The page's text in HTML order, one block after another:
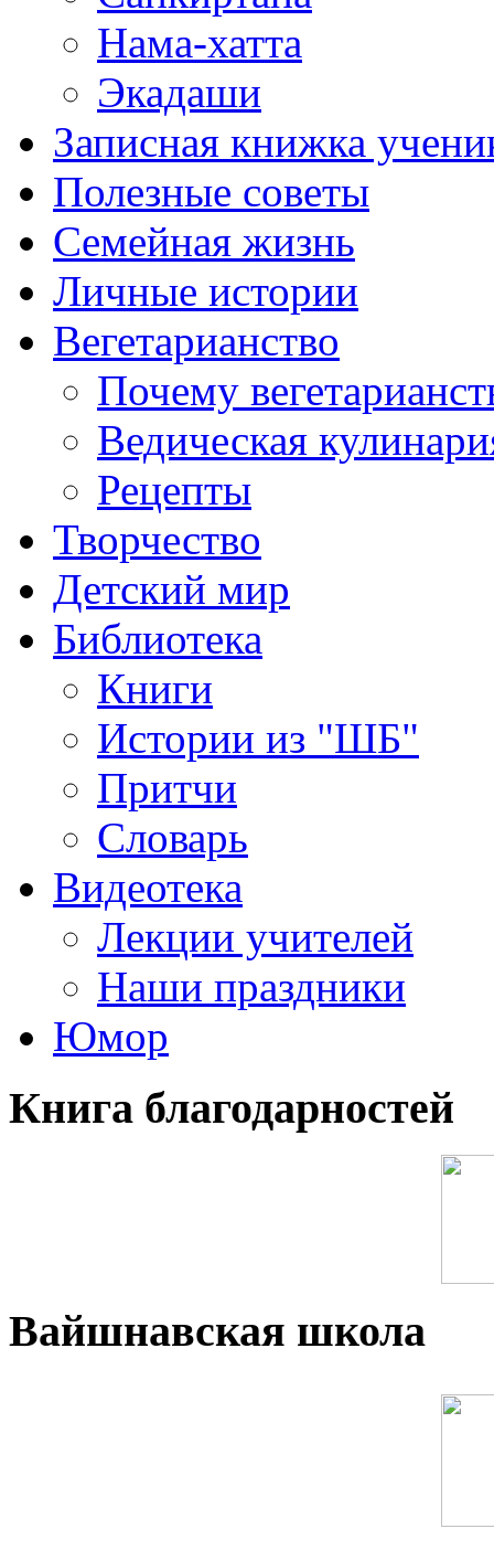
Нама-хатта
Экадаши
Записная книжка
Полезные советы
Семейная жизнь
Личные истории
Вегетарианство
Почему
Ведическая
Рецепты
Творчество
Детский мир
Библиотека
Книги
Истории из "ШБ"
Притчи
Словарь
Видеотека
Лекции учителей
Наши праздники
Юмор
Книга благодарностей
Вайшнавская школа